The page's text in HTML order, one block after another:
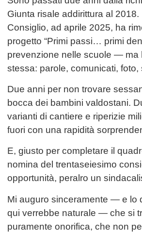
Giunta risale addirittura al 2018.
Consiglio, ad aprile 2025, ha
progetto “Primi passi… primi
prevenzione nelle scuole — ma
stessa: parole, comunicati,
Due anni per non trovare
bocca dei bambini valdostani.
varianti di cantiere e riperizie
fuori con una rapidità
E, giusto per completare il
nomina del trentaseiesimo
opportunità, peralro un
Mi auguro sinceramente — e lo
qui verrebbe naturale — che si
puramente onorifica, che non